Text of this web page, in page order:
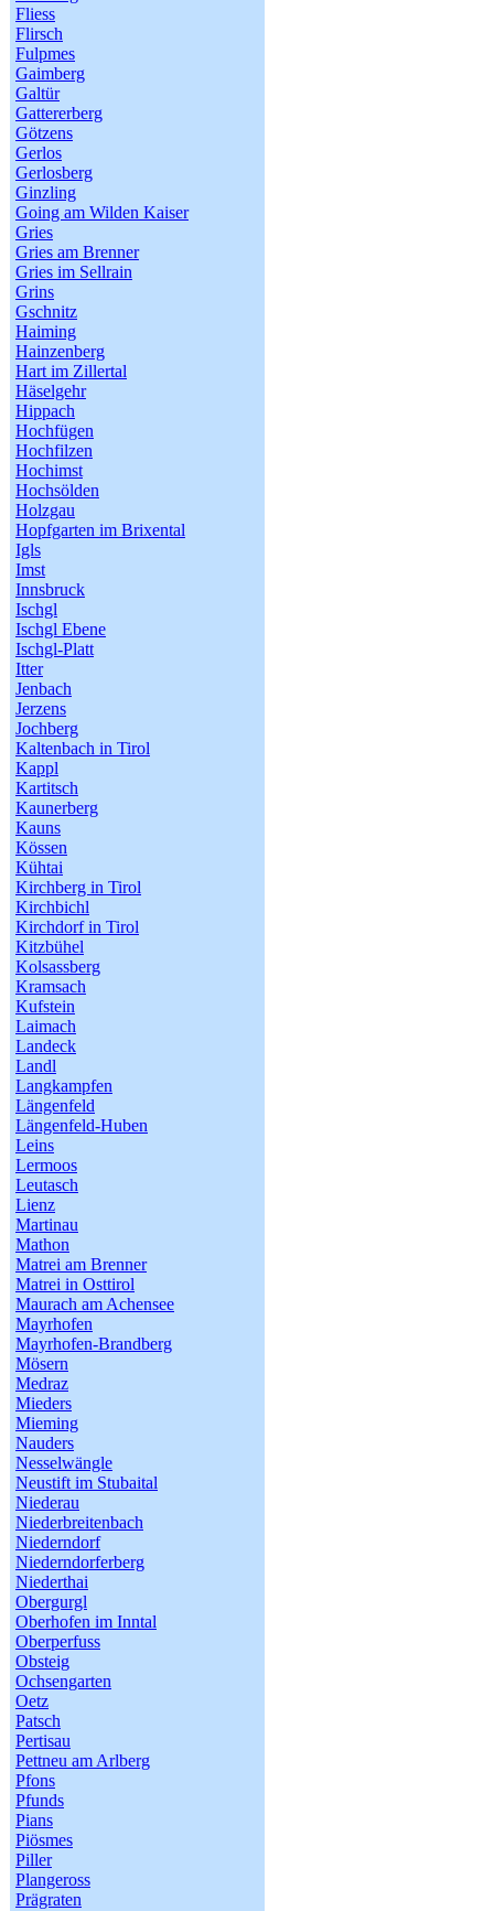
Fliess
Flirsch
Fulpmes
Gaimberg
Galtür
Gattererberg
Götzens
Gerlos
Gerlosberg
Ginzling
Going am Wilden Kaiser
Gries
Gries am Brenner
Gries im Sellrain
Grins
Gschnitz
Haiming
Hainzenberg
Hart im Zillertal
Häselgehr
Hippach
Hochfügen
Hochfilzen
Hochimst
Hochsölden
Holzgau
Hopfgarten im Brixental
Igls
Imst
Innsbruck
Ischgl
Ischgl Ebene
Ischgl-Platt
Itter
Jenbach
Jerzens
Jochberg
Kaltenbach in Tirol
Kappl
Kartitsch
Kaunerberg
Kauns
Kössen
Kühtai
Kirchberg in Tirol
Kirchbichl
Kirchdorf in Tirol
Kitzbühel
Kolsassberg
Kramsach
Kufstein
Laimach
Landeck
Landl
Langkampfen
Längenfeld
Längenfeld-Huben
Leins
Lermoos
Leutasch
Lienz
Martinau
Mathon
Matrei am Brenner
Matrei in Osttirol
Maurach am Achensee
Mayrhofen
Mayrhofen-Brandberg
Mösern
Medraz
Mieders
Mieming
Nauders
Nesselwängle
Neustift im Stubaital
Niederau
Niederbreitenbach
Niederndorf
Niederndorferberg
Niederthai
Obergurgl
Oberhofen im Inntal
Oberperfuss
Obsteig
Ochsengarten
Oetz
Patsch
Pertisau
Pettneu am Arlberg
Pfons
Pfunds
Pians
Piösmes
Piller
Plangeross
Prägraten